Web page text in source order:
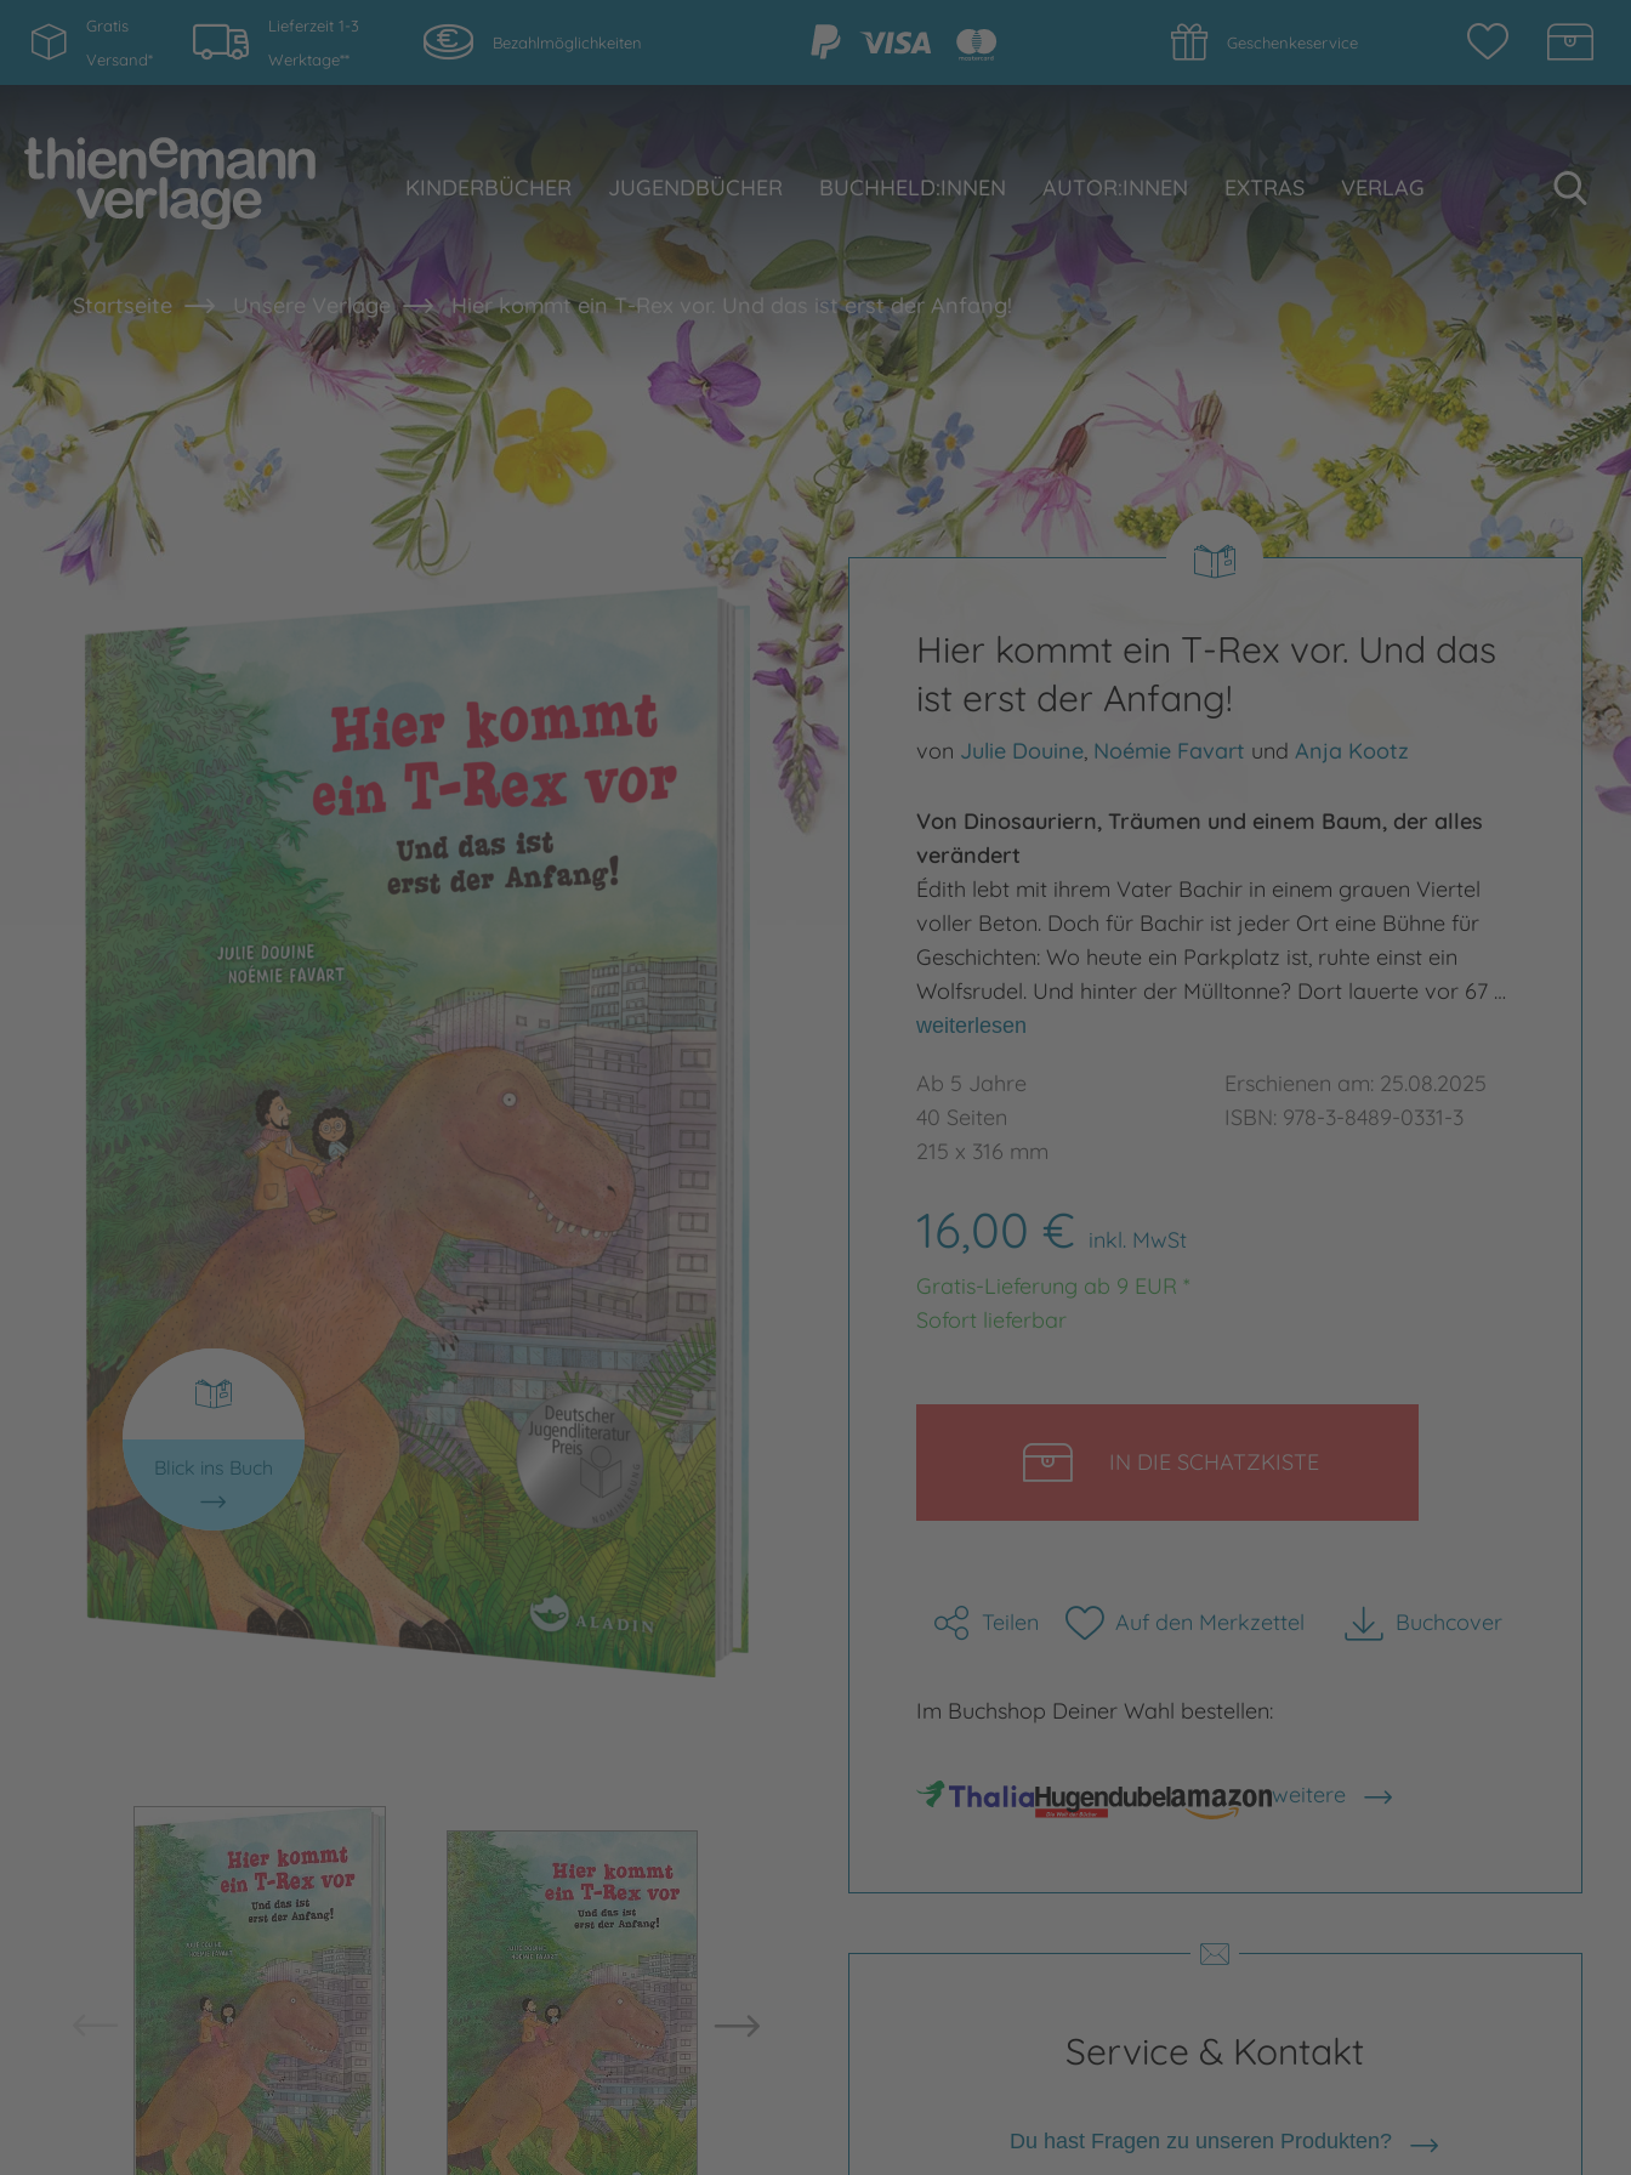
Gratis
Versand*
Lieferzeit 1-3
Werktage**
Bezahlmöglichkeiten Geschenkeservice
KINDERBÜCHER JUGENDBÜCHER BUCHHELD:INNEN AUTOR:INNEN EXTRAS VERLAG
Startseite Unsere Verlage Hier kommt ein T-Rex vor. Und das ist erst der Anfang!
Blick ins Buch
Hier kommt ein T-Rex vor. Und das
ist erst der Anfang!
von Julie Douine, Noémie Favart und Anja Kootz
Von Dinosauriern, Träumen und einem Baum, der alles
verändert
Édith lebt mit ihrem Vater Bachir in einem grauen Viertel
voller Beton. Doch für Bachir ist jeder Ort eine Bühne für
Geschichten: Wo heute ein Parkplatz ist, ruhte einst ein
Wolfsrudel. Und hinter der Mülltonne? Dort lauerte vor 67 …
weiterlesen
Ab 5 Jahre
40 Seiten
215 x 316 mm
Erschienen am: 25.08.2025
ISBN: 978-3-8489-0331-3
16,00 € inkl. MwSt
Gratis-Lieferung ab 9 EUR *
Sofort lieferbar
IN DIE SCHATZKISTE
Teilen Auf den Merkzettel Buchcover
herunterladen
Im Buchshop Deiner Wahl bestellen:
weitere
Shops anzeigen
Service & Kontakt
Du hast Fragen zu unseren Produkten?